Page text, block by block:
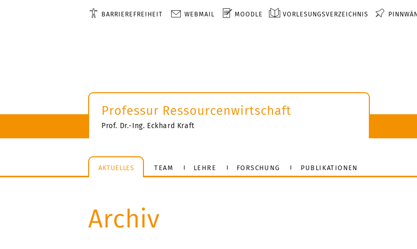
BARRIEREFREIHEIT WEBMAIL MOODLE VORLESUNGSVERZEICHNIS
Professur Ressourcenwirtschaft
Prof. Dr.-Ing. Eckhard Kraft
AKTUELLES TEAM LEHRE FORSCHUNG PUBLIKATIONEN
Archiv